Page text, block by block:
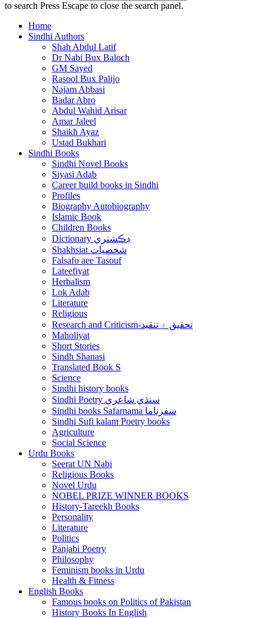
to search Press Escape to close the search panel.
Home
Sindhi Authors
Shah Abdul Latif
Dr Nabi Bux Baloch
GM Sayed
Rasool Bux Palijo
Najam Abbasi
Badar Abro
Abdul Wahid Arisar
Amar Jaleel
Shaikh Ayaz
Ustad Bukhari
Sindhi Books
Sindhi Novel Books
Siyasi Adab
Career build books in Sindhi
Profiles
Biography Autobiography
Islamic Book
Children Books
Dictionary ڊڪشنري
Shakhsiat شخصيات
Falsafo aee Tasouf
Lateefiyat
Herbalism
Lok Adab
Literature
Religious
Research and Criticism-تحقيق ۽ تنقيد
Maholiyat
Short Stories
Sindh Shanasi
Translated Book S
Science
Sindhi history books
Sindhi Poetry سنڌي شاعري
Sindhi books Safarnama سفرناما
Sindhi Sufi kalam Poetry books
Agriculture
Social Science
Urdu Books
Seerat UN Nabi
Religious Books
Novel Urdu
NOBEL PRIZE WINNER BOOKS
History-Tareekh Books
Personality
Literature
Politics
Panjabi Poetry
Philosophy
Feminism books in Urdu
Health & Fitness
English Books
Famous books on Politics of Pakistan
History Books In English